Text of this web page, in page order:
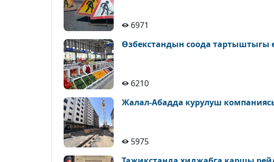
6971
Өзбекстандын соода тартыштыгы
6210
Жалал-Абадда курулуш
5975